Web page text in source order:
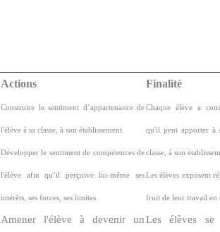
Actions Finalité
Construire le sentiment d’appartenance de
l'élève à sa classe, à son établissement.
Développer le sentiment de compétences de
l'élève afin qu’il perçoive lui-même ses
intérêts, ses forces, ses limites.
Amener l'élève à devenir un
Chaque élève a
qu'il peut apporter à
classe, à son
Les élèves exposent
fruit de leur travail en
Les élèves se